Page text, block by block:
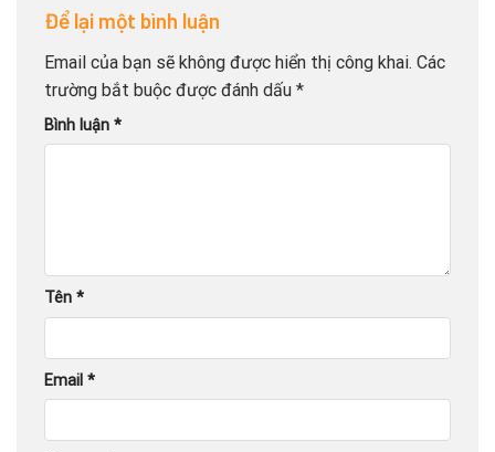
Để lại một bình luận
Email của bạn sẽ không được hiển thị công khai. Các
trường bắt buộc được đánh dấu *
Bình luận *
Tên *
Email *